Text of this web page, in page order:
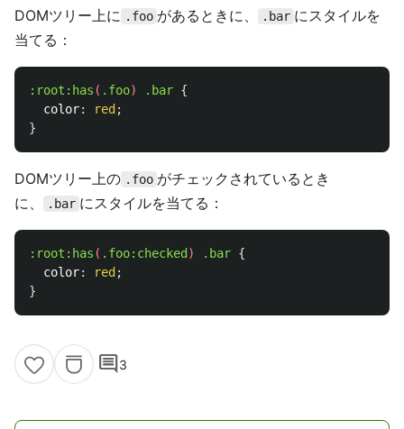
DOMツリー上に .foo があるときに、 .bar にスタイルを
当てる：
:root:has ( .foo) .bar {
color: red ;
}
DOMツリー上の .foo がチェックされているとき
に、
.bar にスタイルを当てる：
:root:has ( .foo:checked ) .bar {
color: red ;
}
comment3